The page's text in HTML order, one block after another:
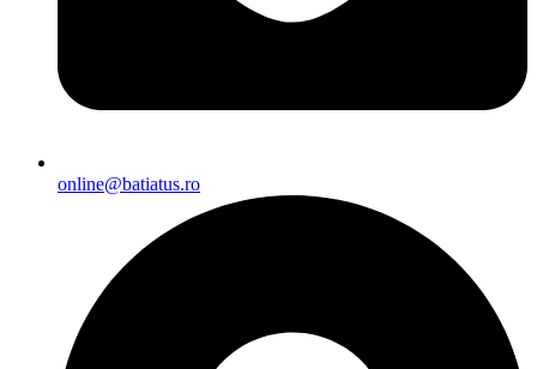
online@batiatus.ro